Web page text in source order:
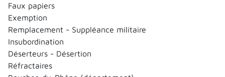
Faux papiers
Exemption
Remplacement - Suppléance militaire
Insubordination
Déserteurs - Désertion
Réfractaires